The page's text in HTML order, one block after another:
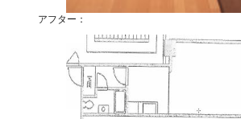
アフター：